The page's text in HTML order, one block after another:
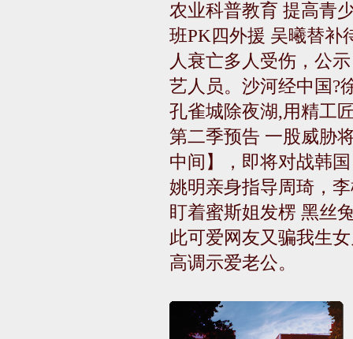
农业科普教育 提高青
班PK四外援 吴曦替补
人衰亡多人受伤，公
艺人员。沙河经中国?
孔雀城除夜湖,用精工
第二季预告 一股威胁
中间】，即将对战韩
姚明亲身指导周琦，
盯着蜜斯姐发楞 黑丝
此可爱网友又骗我生
高调示爱老公。